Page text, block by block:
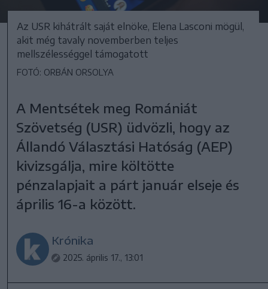
Az USR kihátrált saját elnöke, Elena Lasconi mögül,
akit még tavaly novemberben teljes
mellszélességgel támogatott
FOTÓ: ORBÁN ORSOLYA
A Mentsétek meg Romániát
Szövetség (USR) üdvözli, hogy az
Állandó Választási Hatóság (AEP)
kivizsgálja, mire költötte
pénzalapjait a párt január elseje és
április 16-a között.
Krónika
2025. április 17., 13:01